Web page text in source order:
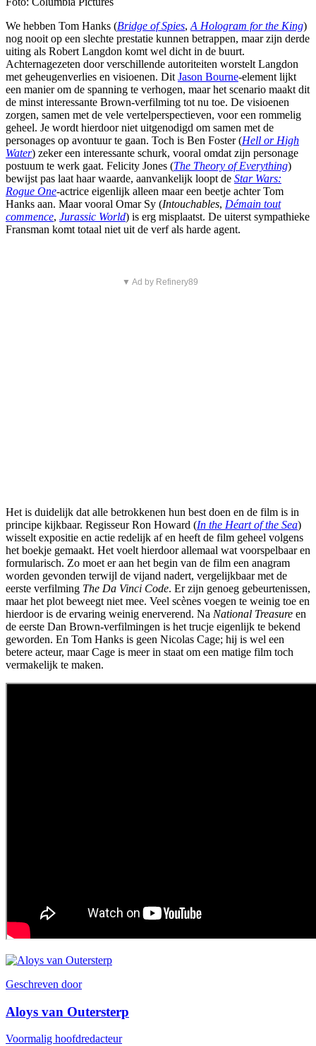
We hebben Tom Hanks (Bridge of Spies, A Hologram for the King)
nog nooit op een slechte prestatie kunnen betrappen, maar zijn derde
uiting als Robert Langdon komt wel dicht in de buurt.
Achternagezeten door verschillende autoriteiten worstelt Langdon
met geheugenverlies en visioenen. Dit Jason Bourne-element lijkt
een manier om de spanning te verhogen, maar het scenario maakt dit
de minst interessante Brown-verfilming tot nu toe. De visioenen
zorgen, samen met de vele vertelperspectieven, voor een rommelig
geheel. Je wordt hierdoor niet uitgenodigd om samen met de
personages op avontuur te gaan. Toch is Ben Foster (Hell or High
Water) zeker een interessante schurk, vooral omdat zijn personage
postuum te werk gaat. Felicity Jones (The Theory of Everything)
bewijst pas laat haar waarde, aanvankelijk loopt de Star Wars:
Rogue One-actrice eigenlijk alleen maar een beetje achter Tom
Hanks aan. Maar vooral Omar Sy (Intouchables, Démain tout
commence, Jurassic World) is erg misplaatst. De uiterst sympathieke
Fransman komt totaal niet uit de verf als harde agent.
▼ Ad by Refinery89
Het is duidelijk dat alle betrokkenen hun best doen en de film is in
principe kijkbaar. Regisseur Ron Howard (In the Heart of the Sea)
wisselt expositie en actie redelijk af en heeft de film geheel volgens
het boekje gemaakt. Het voelt hierdoor allemaal wat voorspelbaar en
formularisch. Zo moet er aan het begin van de film een anagram
worden gevonden terwijl de vijand nadert, vergelijkbaar met de
eerste verfilming The Da Vinci Code. Er zijn genoeg gebeurtenissen,
maar het plot beweegt niet mee. Veel scènes voegen te weinig toe en
hierdoor is de ervaring weinig enerverend. Na National Treasure en
de eerste Dan Brown-verfilmingen is het trucje eigenlijk te bekend
geworden. En Tom Hanks is geen Nicolas Cage; hij is wel een
betere acteur, maar Cage is meer in staat om een matige film toch
vermakelijk te maken.
Geschreven door
Aloys van Outersterp
Voormalig hoofdredacteur